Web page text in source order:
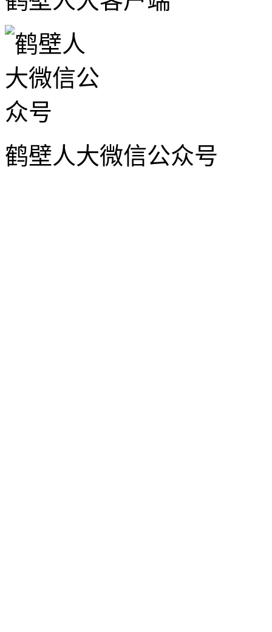
鹤壁人大微信公众号